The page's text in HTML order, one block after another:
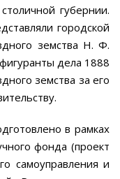
губернии.
городской
земства Н. Ф.
дела 1888
земства за его
в рамках
фонда (проект
самоуправления и